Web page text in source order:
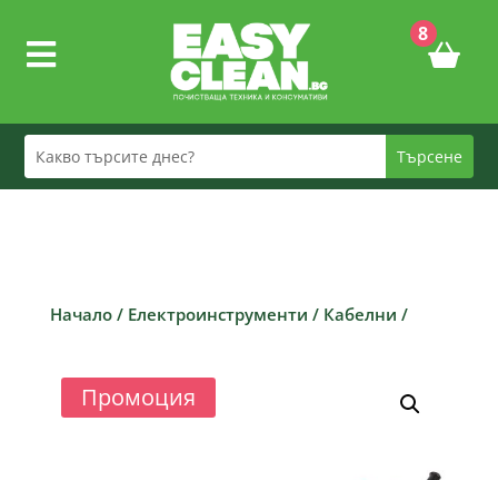

8
Начало/ Електроинструменти / Кабелни /
Промоция